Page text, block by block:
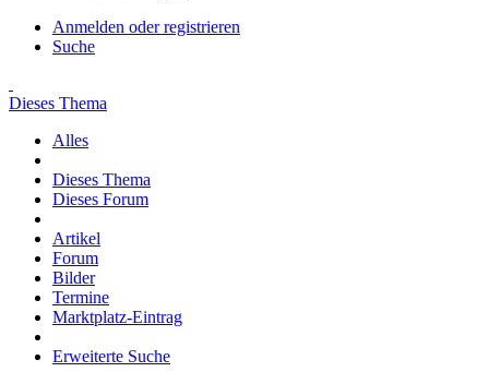
Anmelden oder registrieren
Suche
Dieses Thema
Alles
Dieses Thema
Dieses Forum
Artikel
Forum
Bilder
Termine
Marktplatz-Eintrag
Erweiterte Suche